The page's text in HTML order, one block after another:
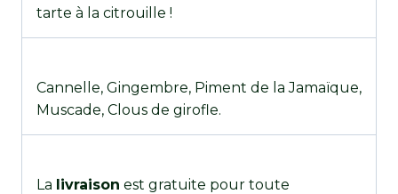
tarte à la citrouille !
Cannelle, Gingembre, Piment de la Jamaïque,
Muscade, Clous de girofle.
La livraison est gratuite pour toute